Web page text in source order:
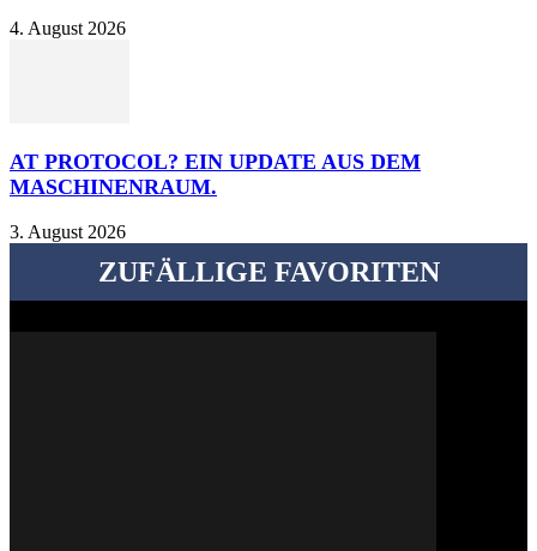
4. August 2026
AT PROTOCOL? EIN UPDATE AUS DEM
MASCHINENRAUM.
3. August 2026
ZUFÄLLIGE FAVORITEN